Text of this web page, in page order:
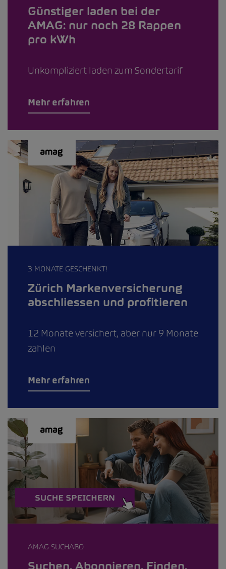
Günstiger laden bei der
AMAG: nur noch 28 Rappen
pro kWh
Unkompliziert laden zum Sondertarif
Mehr erfahren
3 MONATE GESCHENKT!
Zürich Markenversicherung
abschliessen und profitieren
12 Monate versichert, aber nur 9 Monate
zahlen
Mehr erfahren
AMAG SUCHABO
Suchen. Abonnieren. Finden.